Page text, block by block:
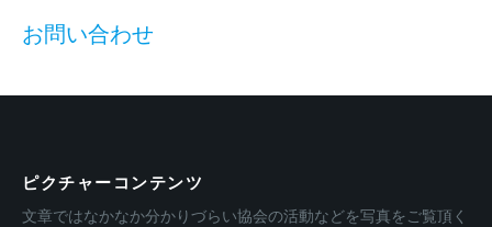
お問い合わせ
ピクチャーコンテンツ
文章ではなかなか分かりづらい協会の活動などを写真をご覧頂く